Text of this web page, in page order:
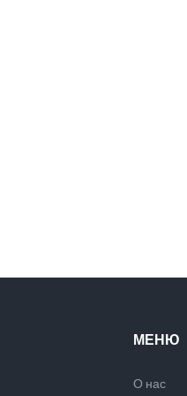
МЕНЮ
О нас